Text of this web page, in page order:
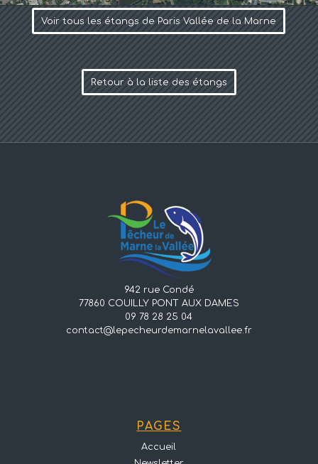
Voir tous les étangs de Paris Vallée de la Marne
Retour à la liste des étangs
942 rue Condé
77860 COUILLY PONT AUX DAMES
09 78 28 25 04
contact@lepecheurdemarnelavallee.fr
PAGES
Accueil